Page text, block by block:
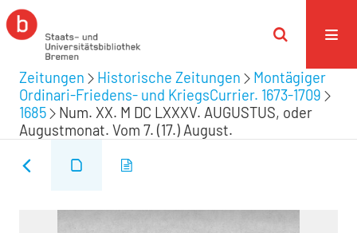
Zeitungen Historische Zeitungen
Montägiger
Ordinari-Friedens- und KriegsCurrier. 1673-1709
1685
Num. XX. M DC LXXXV. AUGUSTUS, oder
Augustmonat. Vom 7. (17.) August.